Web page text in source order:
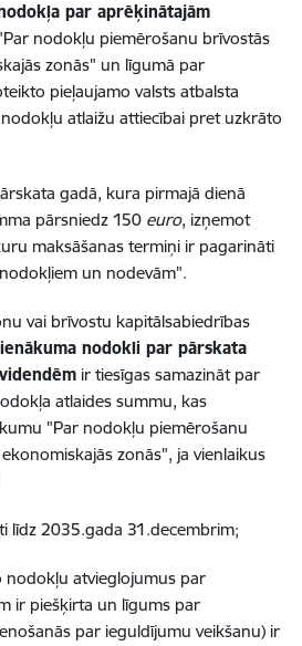
par aprēķinātajām
nodokļu piemērošanu brīvostās
zonās" un līgumā par
pieļaujamo valsts atbalsta
atlaižu attiecībai pret uzkrāto
gadā, kura pirmajā dienā
pārsniedz 150 euro, izņemot
maksāšanas termiņi ir pagarināti
un nodevām".
vai brīvostu kapitālsabiedrības
nodokli par pārskata
ir tiesīgas samazināt par
atlaides summu, kas
"Par nodokļu piemērošanu
zonās", ja vienlaikus
2035.gada 31.decembrim;
nodokļu atvieglojumus par
ir piešķirta un līgums par
par ieguldījumu veikšanu) ir